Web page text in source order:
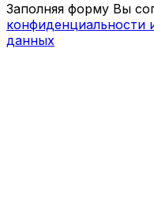
Заполняя форму Вы
конфиденциальности
данных